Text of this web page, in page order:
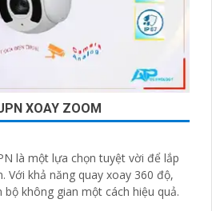
XOAY ZOOM
là một lựa chọn tuyệt vời để lắp
không gian một cách hiệu quả.